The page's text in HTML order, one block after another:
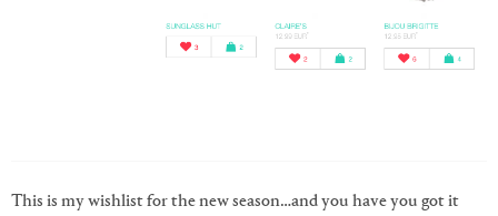
This is my wishlist for the new season…and you have you got it